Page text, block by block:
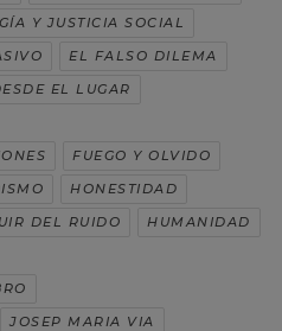
Y JUSTICIA SOCIAL
EL FALSO DILEMA
EL LUGAR
FUEGO Y OLVIDO
HONESTIDAD
DEL RUIDO
HUMANIDAD
JOSEP MARIA VIA